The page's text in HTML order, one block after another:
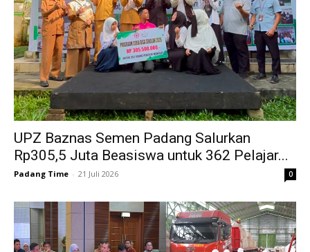
UPZ Baznas Semen Padang Salurkan
Rp305,5 Juta Beasiswa untuk 362 Pelajar...
Padang Time - 21 Juli 2026 0